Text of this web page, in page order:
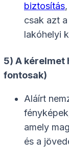
biztosítás
csak azt
lakóhelyi
5) A kérelmet
fontosak)
Aláírt
amely
és a